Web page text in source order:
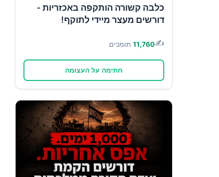
כלבה קשורה הותקפה באכזריות -
דורשים מעצר מיידי לתוקף!
✍️
11,760 תומכים
חתימה על העצומה